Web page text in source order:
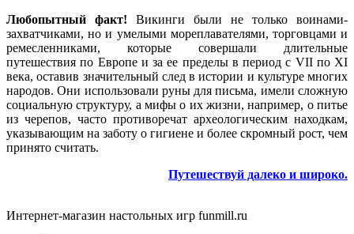
Любопытный факт! Викинги были не только воинами-
захватчиками, но и умелыми мореплавателями, торговцами и
ремесленниками, которые совершали длительные
путешествия по Европе и за ее пределы в период с VII по XI
века, оставив значительный след в истории и культуре многих
народов. Они использовали руны для письма, имели сложную
социальную структуру, а мифы о их жизни, например, о питье
из черепов, часто противоречат археологическим находкам,
указывающим на заботу о гигиене и более скромный рост, чем
принято считать.
Путешествуй далеко и широко.
Интернет-магазин настольных игр funmill.ru